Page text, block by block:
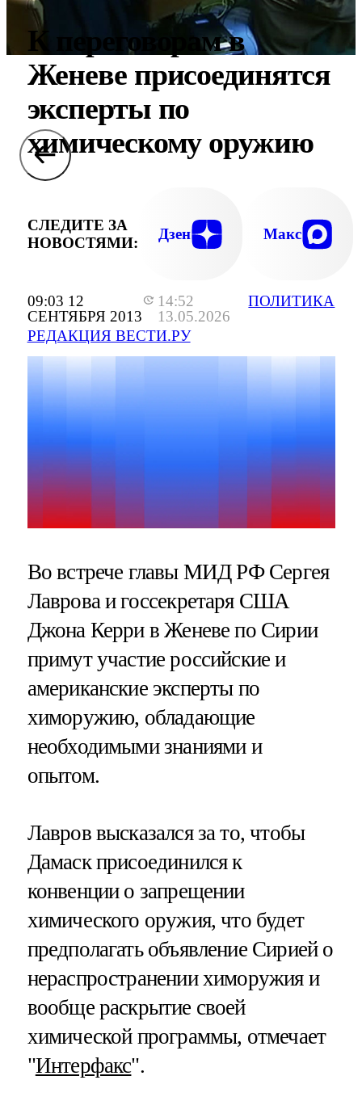
09:03 12
СЕНТЯБРЯ 2013
14:52
13.05.2026
РЕДАКЦИЯ ВЕСТИ.РУ
ПОЛИТИКА
К переговорам в
Женеве присоединятся
эксперты по
химическому оружию
СЛЕДИТЕ ЗА
НОВОСТЯМИ:
Дзен Макс
Во встрече главы МИД РФ Сергея
Лаврова и госсекретаря США
Джона Керри в Женеве по Сирии
примут участие российские и
американские эксперты по
химоружию, обладающие
необходимыми знаниями и
опытом.
Лавров высказался за то, чтобы
Дамаск присоединился к
конвенции о запрещении
химического оружия, что будет
предполагать объявление Сирией о
нераспространении химоружия и
вообще раскрытие своей
химической программы, отмечает
"Интерфакс".